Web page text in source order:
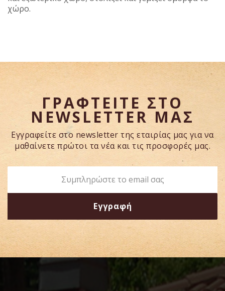
χώρο.
ΓΡΑΦΤΕΙΤΕ ΣΤΟ
NEWSLETTER ΜΑΣ
Εγγραφείτε στο newsletter της εταιρίας μας για να
μαθαίνετε πρώτοι τα νέα και τις προσφορές μας.